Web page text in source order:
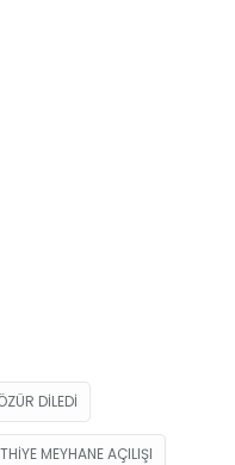
DILEDI
MEYHANE AÇILIŞI